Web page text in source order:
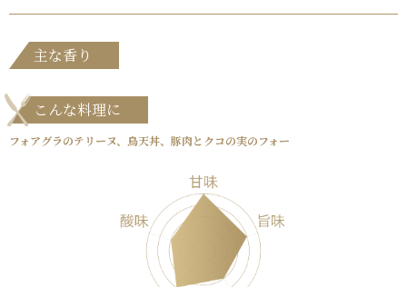
主な香り
こんな料理に
フォアグラのテリーヌ、鳥天丼、豚肉とクコの実のフォー